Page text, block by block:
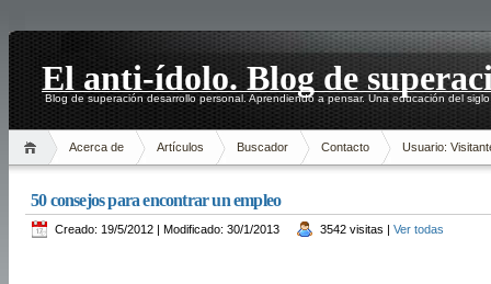
El anti-ídolo. Blog de
Blog de superación desarrollo personal. Aprendiendo a pensar. Una educación del
Acerca de Artículos Buscador Contacto Usuario:
50 consejos para encontrar un empleo
Creado: 19/5/2012 | Modificado: 30/1/2013 3542 visitas | Ver todas